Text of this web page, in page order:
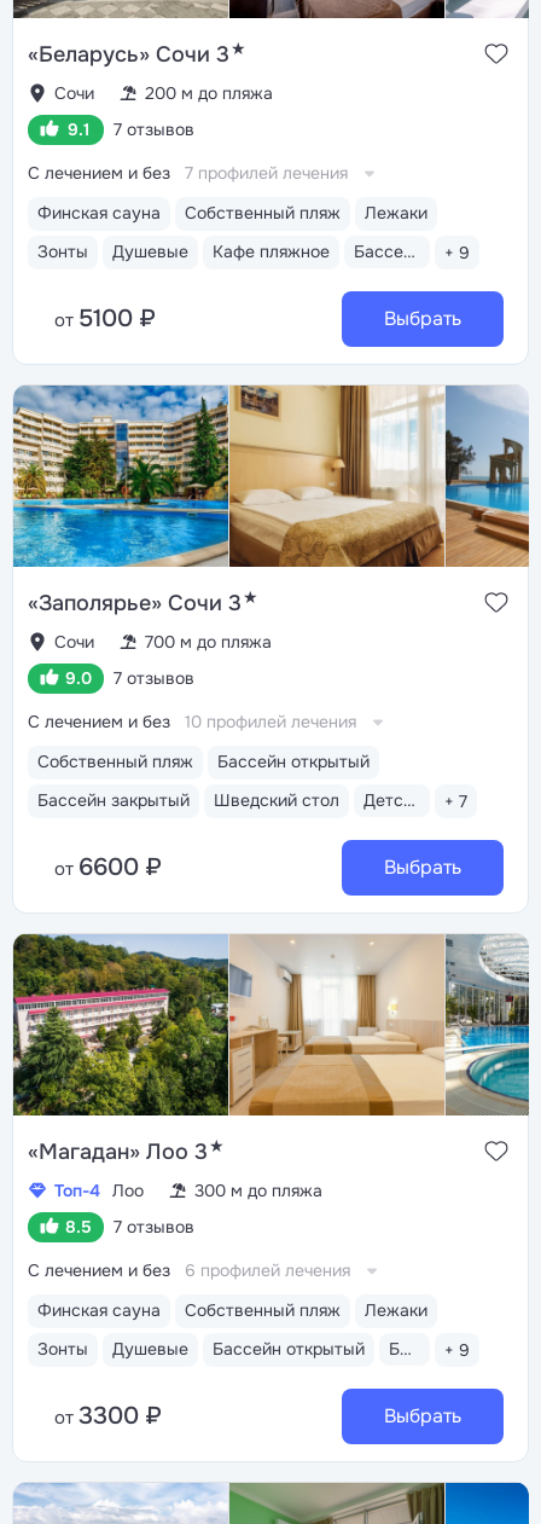
«Беларусь» Сочи 3★
Сочи
200 м до пляжа
9.1
7 отзывов
Финская сауна Собственный пляж
Лежаки
Зонты
Душевые Кафе пляжное Бассейн открытый + 9
С лечением и без 7 профилей лечения
от 5100 ₽ Выбрать
«Заполярье» Сочи 3★
Сочи
700 м до пляжа
9.0
7 отзывов
Собственный пляж
Бассейн открытый
Бассейн закрытый
Шведский стол Детская анимация + 7
С лечением и без 10 профилей лечения
от 6600 ₽ Выбрать
«Магадан» Лоо 3★
Топ-4 Лоо
300 м до пляжа
8.5
7 отзывов
Финская сауна Собственный пляж
Лежаки
Зонты
Душевые Бассейн открытый Бассейн закрытый + 9
С лечением и без 6 профилей лечения
от 3300 ₽ Выбрать